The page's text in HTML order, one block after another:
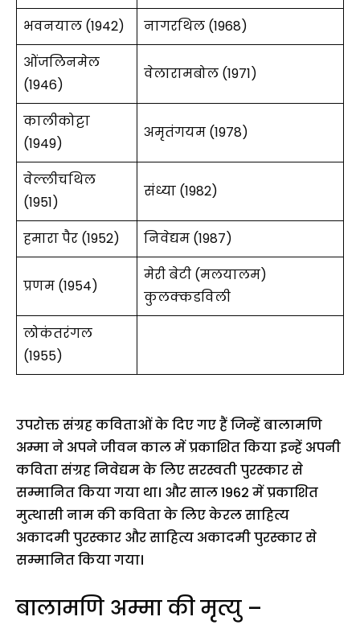
भवनयाल (1942)
नागरथिल (1968)
ओंजलिनमेल
(1946)
वेलारामबोल (1971)
कालीकोट्टा
(1949)
अमृतंगयम (1978)
वेल्लीचथिल
(1951)
संध्या (1982)
हमारा पैर (1952) निवेद्यम (1987)
प्रणम (1954)
मेरी बेटी (मलयालम)
कुलक्कडविली
लोकंतरंगल
(1955)
उपरोक्त संग्रह कविताओं के दिए गए हैं जिन्हें बालामणि
अम्मा ने अपने जीवन काल में प्रकाशित किया इन्हें अपनी
कविता संग्रह निवेद्यम के लिए सरस्वती पुरस्कार से
सम्मानित किया गया था। और साल 1962 में प्रकाशित
मुत्थासी नाम की कविता के लिए केरल साहित्य
अकादमी पुरस्कार और साहित्य अकादमी पुरस्कार से
सम्मानित किया गया।
बालामणि अम्मा की मृत्यु –